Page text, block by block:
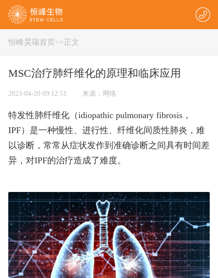
恒峰昊瑞首页>>正文
MSC治疗肺纤维化的原理和临床应用
2023-04-20 09:12:51 来源：网络
特发性肺纤维化（idiopathic pulmonary fibrosis，
IPF）是一种慢性、进行性、纤维化间质性肺炎，难
以诊断，常常从症状发作到准确诊断之间具有时间差
异，对IPF的治疗造成了难度。